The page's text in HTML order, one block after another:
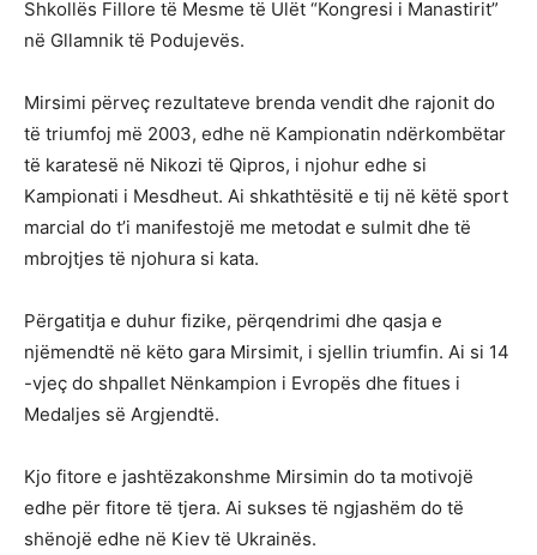
Shkollës Fillore të Mesme të Ulët “Kongresi i Manastirit”
në Gllamnik të Podujevës.
Mirsimi përveç rezultateve brenda vendit dhe rajonit do
të triumfoj më 2003, edhe në Kampionatin ndërkombëtar
të karatesë në Nikozi të Qipros, i njohur edhe si
Kampionati i Mesdheut. Ai shkathtësitë e tij në këtë sport
marcial do t’i manifestojë me metodat e sulmit dhe të
mbrojtjes të njohura si kata.
Përgatitja e duhur fizike, përqendrimi dhe qasja e
njëmendtë në këto gara Mirsimit, i sjellin triumfin. Ai si 14
-vjeç do shpallet Nënkampion i Evropës dhe fitues i
Medaljes së Argjendtë.
Kjo fitore e jashtëzakonshme Mirsimin do ta motivojë
edhe për fitore të tjera. Ai sukses të ngjashëm do të
shënojë edhe në Kiev të Ukrainës.